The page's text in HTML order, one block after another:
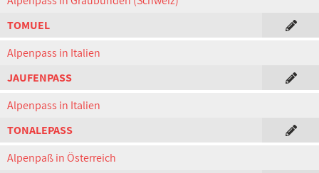
TOMUEL
Alpenpass in Italien
JAUFENPASS
Alpenpass in Italien
TONALEPASS
Alpenpaß in Österreich